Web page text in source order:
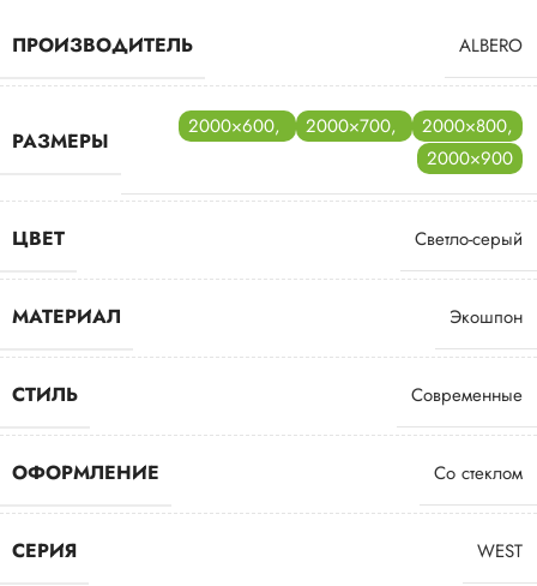
ПРОИЗВОДИТЕЛЬ ALBERO
РАЗМЕРЫ
2000×600, 2000×700, 2000×800,
2000×900
ЦВЕТ Светло-серый
МАТЕРИАЛ Экошпон
СТИЛЬ Современные
ОФОРМЛЕНИЕ Со стеклом
СЕРИЯ WEST